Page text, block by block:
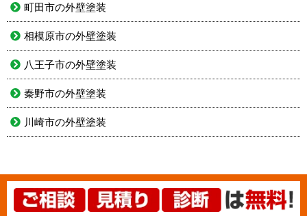
町田市の外壁塗装
相模原市の外壁塗装
八王子市の外壁塗装
秦野市の外壁塗装
川崎市の外壁塗装